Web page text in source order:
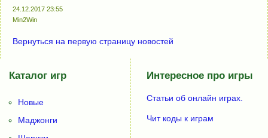
24.12.2017 23:55
Min2Win
Вернуться на первую страницу новостей
Каталог игр
Новые
Маджонги
Интересное про игры
Статьи об онлайн играх.
Чит коды к играм